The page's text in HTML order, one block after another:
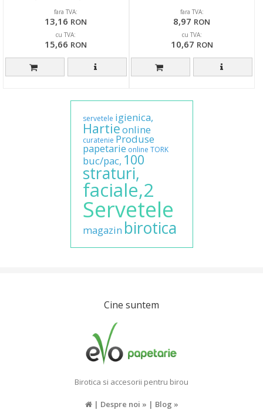
fara TVA:
13,16 RON
cu TVA:
15,66 RON
fara TVA:
8,97 RON
cu TVA:
10,67 RON
servetele igienica,
Hartieonline
curatenie Produse
papetarie online TORK
buc/pac, 100
straturi,
faciale,2
Servetele
magazin birotica
Cine suntem
Birotica si accesorii pentru birou
| Despre noi » | Blog »